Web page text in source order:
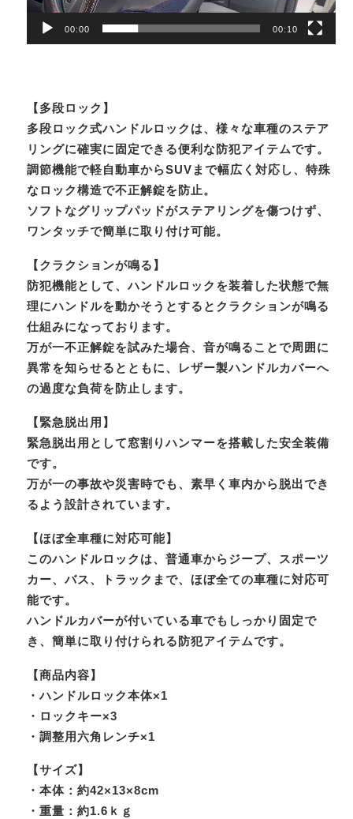
00:00 00:10
【多段ロック】
多段ロック式ハンドルロックは、様々な車種のステア
リングに確実に固定できる便利な防犯アイテムです。
調節機能で軽自動車からSUVまで幅広く対応し、特殊
なロック構造で不正解錠を防止。
ソフトなグリップパッドがステアリングを傷つけず、
ワンタッチで簡単に取り付け可能。
【クラクションが鳴る】
防犯機能として、ハンドルロックを装着した状態で無
理にハンドルを動かそうとするとクラクションが鳴る
仕組みになっております。
万が一不正解錠を試みた場合、音が鳴ることで周囲に
異常を知らせるとともに、レザー製ハンドルカバーへ
の過度な負荷を防止します。
【緊急脱出用】
緊急脱出用として窓割りハンマーを搭載した安全装備
です。
万が一の事故や災害時でも、素早く車内から脱出でき
るよう設計されています。
【ほぼ全車種に対応可能】
このハンドルロックは、普通車からジープ、スポーツ
カー、バス、トラックまで、ほぼ全ての車種に対応可
能です。
ハンドルカバーが付いている車でもしっかり固定で
き、簡単に取り付けられる防犯アイテムです。
【商品内容】
・ハンドルロック本体×1
・ロックキー×3
・調整用六角レンチ×1
【サイズ】
・本体：約42×13×8cm
・重量：約1.6ｋｇ